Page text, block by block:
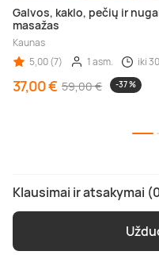
Galvos, kaklo, pečių ir
masažas
Kaunas
5,00 (7)
1 asm. iki
37,00 € 59,00 € -37 %
Klausimai ir atsakymai